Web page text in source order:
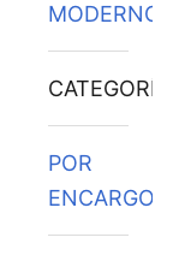
MODERNOS
CATEGORÍAS
POR
ENCARGO